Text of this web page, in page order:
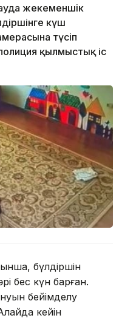
жекеменшік
күш
түсіп
қылмыстық іс
бүлдіршін
бес күн барған.
бейімделу
кейін